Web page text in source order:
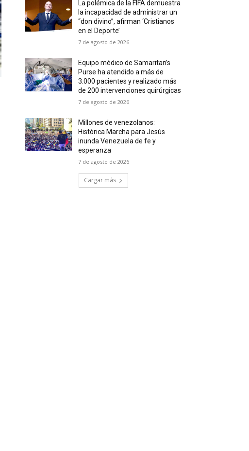
La polémica de la FIFA demuestra
la incapacidad de administrar un
“don divino”, afirman ‘Cristianos
en el Deporte’
7 de agosto de 2026
Equipo médico de Samaritan’s
Purse ha atendido a más de
3.000 pacientes y realizado más
de 200 intervenciones quirúrgicas
7 de agosto de 2026
Millones de venezolanos:
Histórica Marcha para Jesús
inunda Venezuela de fe y
esperanza
7 de agosto de 2026
Cargar más